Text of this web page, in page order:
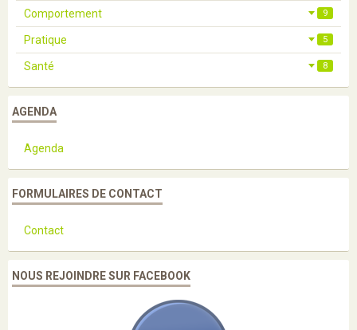
Comportement 9
Pratique 5
Santé 8
AGENDA
Agenda
FORMULAIRES DE CONTACT
Contact
NOUS REJOINDRE SUR FACEBOOK